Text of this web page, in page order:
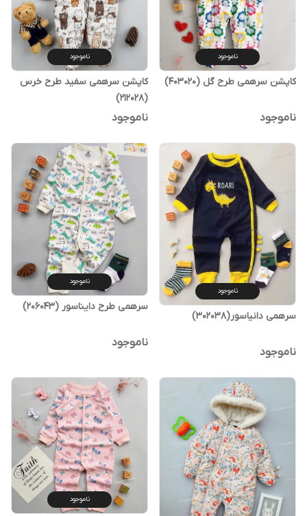
ناموجود
کاپشن سرهمی طرح گل (403020)
ناموجود
ناموجود
کاپشن سرهمی سفید طرح خرس
(212028)
ناموجود
ناموجود
سرهمی دانیاسور(302038)
ناموجود
ناموجود
سرهمی طرح دایناسور (206043)
ناموجود
ناموجود